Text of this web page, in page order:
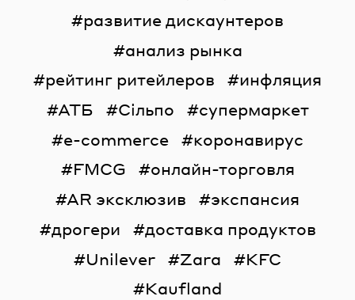
развитие дискаунтеров
анализ рынка
рейтинг ритейлеров
инфляция
АТБ
Сільпо
супермаркет
e-commerce
коронавирус
FMCG
онлайн-торговля
AR эксклюзив
экспансия
дрогери
доставка продуктов
Unilever
Zara
KFC
Kaufland